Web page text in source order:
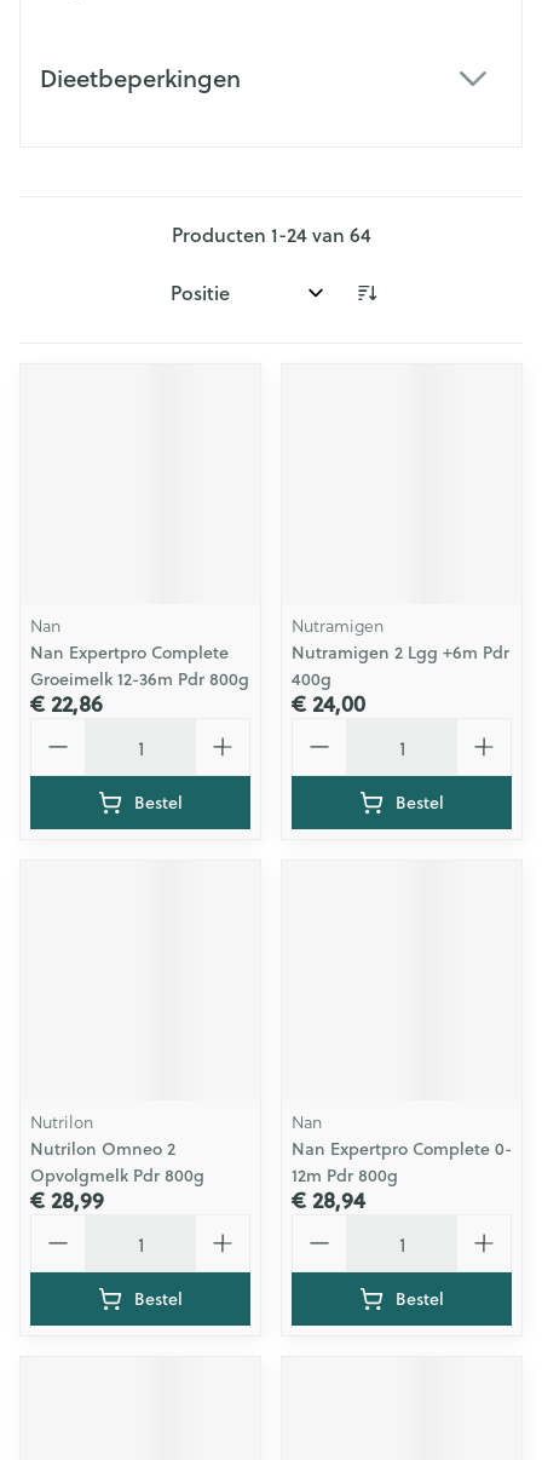
Dieetbeperkingen
Producten 1-24van 64
Sorteer op:
Nan
Nan Expertpro Complete
Groeimelk 12-36m Pdr 800g
€ 22,86
Bestel
Nutramigen
Nutramigen 2 Lgg +6m Pdr
400g
€ 24,00
Bestel
Nutrilon
Nutrilon Omneo 2
Opvolgmelk Pdr 800g
€ 28,99
Bestel
Nan
Nan Expertpro Complete 0-
12m Pdr 800g
€ 28,94
Bestel